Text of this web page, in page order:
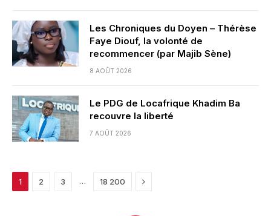
Les Chroniques du Doyen – Thérèse
Faye Diouf, la volonté de
recommencer (par Majib Sène)
8 AOÛT 2026
Le PDG de Locafrique Khadim Ba
recouvre la liberté
7 AOÛT 2026
1 2 3 … 18 200 Next